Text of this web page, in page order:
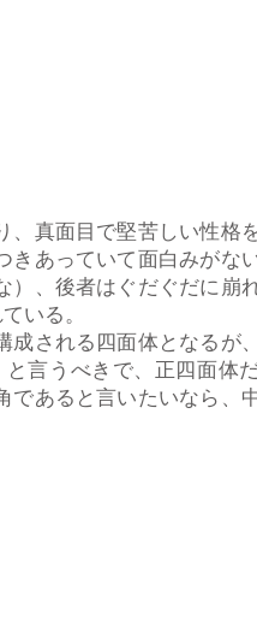
真面目で堅苦しい性格
あっていて面白みがな
、後者はぐだぐだに崩
いる。
される四面体となるが
言うべきで、正四面体
あると言いたいなら、